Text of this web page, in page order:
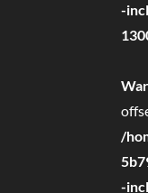
-
/
-